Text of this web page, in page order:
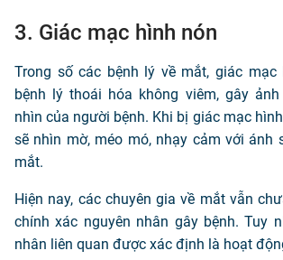
3. Giác mạc hình nón
Trong số các bệnh lý về mắt, giác
bệnh lý thoái hóa không viêm, gây
nhìn của người bệnh. Khi bị giác mạc
sẽ nhìn mờ, méo mó, nhạy cảm với ánh
mắt.
Hiện nay, các chuyên gia về mắt vẫn
chính xác nguyên nhân gây bệnh. Tuy
nhân liên quan được xác định là hoạt